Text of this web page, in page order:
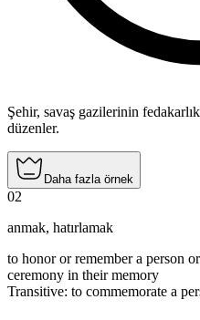
Şehir, savaş gazilerinin
düzenler.
Daha fazla örnek
02
anmak, hatırlamak
to honor or remember a person
ceremony in their memory
Transitive: to commemorate a